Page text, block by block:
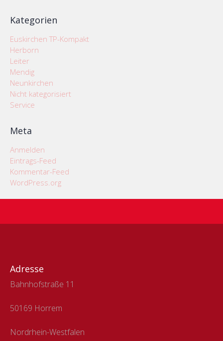
Kategorien
Euskirchen TP-Kompakt
Herborn
Leiter
Mendig
Neunkirchen
Nicht kategorisiert
Service
Meta
Anmelden
Eintrags-Feed
Kommentar-Feed
WordPress.org
Adresse
Bahnhofstraße 11
50169 Horrem
Nordrhein-Westfalen